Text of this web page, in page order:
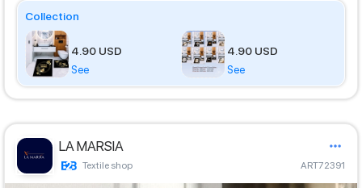
Collection
4.90 USD
See
4.90 USD
See
LA MARSIA
Textile shop ART72391